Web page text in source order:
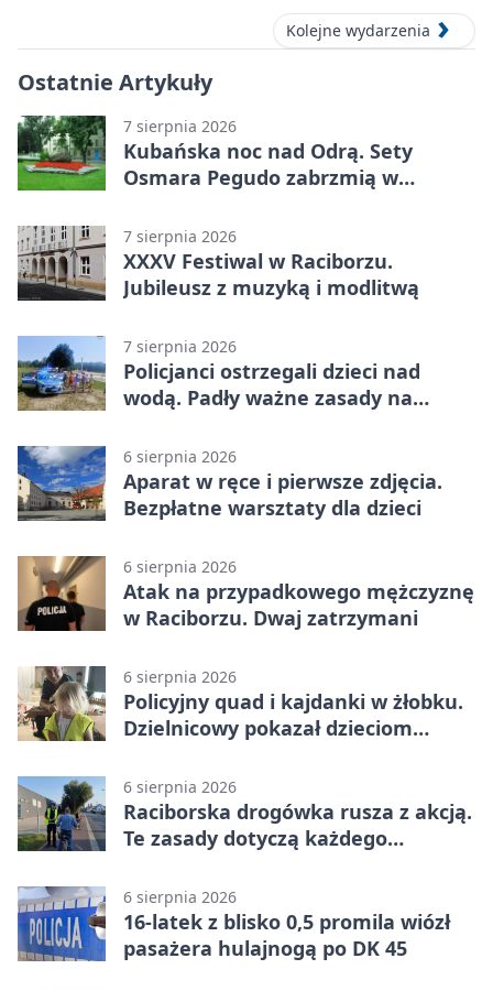
Kolejne wydarzenia
Ostatnie Artykuły
7 sierpnia 2026
Kubańska noc nad Odrą. Sety
Osmara Pegudo zabrzmią w
7 sierpnia 2026
XXXV Festiwal w Raciborzu.
Jubileusz z muzyką i modlitwą
7 sierpnia 2026
Policjanci ostrzegali dzieci nad
wodą. Padły ważne zasady na
6 sierpnia 2026
Aparat w ręce i pierwsze zdjęcia.
Bezpłatne warsztaty dla dzieci
6 sierpnia 2026
Atak na przypadkowego mężczyznę
w Raciborzu. Dwaj zatrzymani
6 sierpnia 2026
Policyjny quad i kajdanki w żłobku.
Dzielnicowy pokazał dzieciom
6 sierpnia 2026
Raciborska drogówka rusza z akcją.
Te zasady dotyczą każdego
6 sierpnia 2026
16-latek z blisko 0,5 promila wiózł
pasażera hulajnogą po DK 45